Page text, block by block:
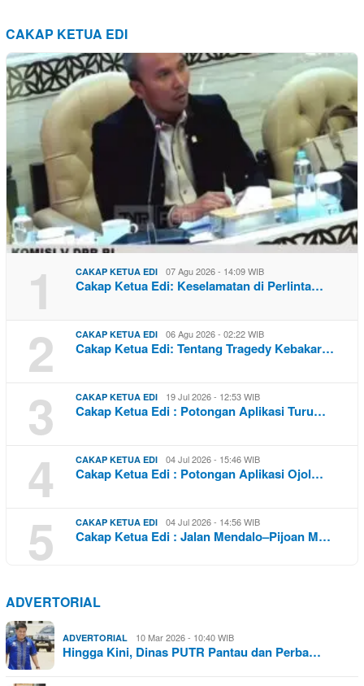
CAKAP KETUA EDI
1 CAKAP KETUA EDI 07 Agu 2026 - 14:09 WIB
Cakap Ketua Edi: Keselamatan di Perlinta…
2 CAKAP KETUA EDI 06 Agu 2026 - 02:22 WIB
Cakap Ketua Edi: Tentang Tragedy Kebakar…
3 CAKAP KETUA EDI 19 Jul 2026 - 12:53 WIB
Cakap Ketua Edi : Potongan Aplikasi Turu…
4 CAKAP KETUA EDI 04 Jul 2026 - 15:46 WIB
Cakap Ketua Edi : Potongan Aplikasi Ojol…
5 CAKAP KETUA EDI 04 Jul 2026 - 14:56 WIB
Cakap Ketua Edi : Jalan Mendalo–Pijoan M…
ADVERTORIAL
ADVERTORIAL 10 Mar 2026 - 10:40 WIB
Hingga Kini, Dinas PUTR Pantau dan Perba…